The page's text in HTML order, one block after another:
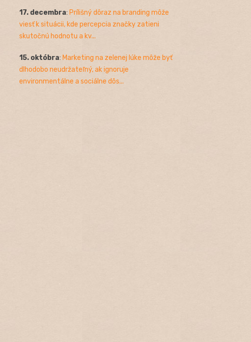
17. decembra: Prílišný dôraz na branding môže
viesť k situácii, kde percepcia značky zatieni
skutočnú hodnotu a kv...
15. októbra: Marketing na zelenej lúke môže byť
dlhodobo neudržateľný, ak ignoruje
environmentálne a sociálne dôs...